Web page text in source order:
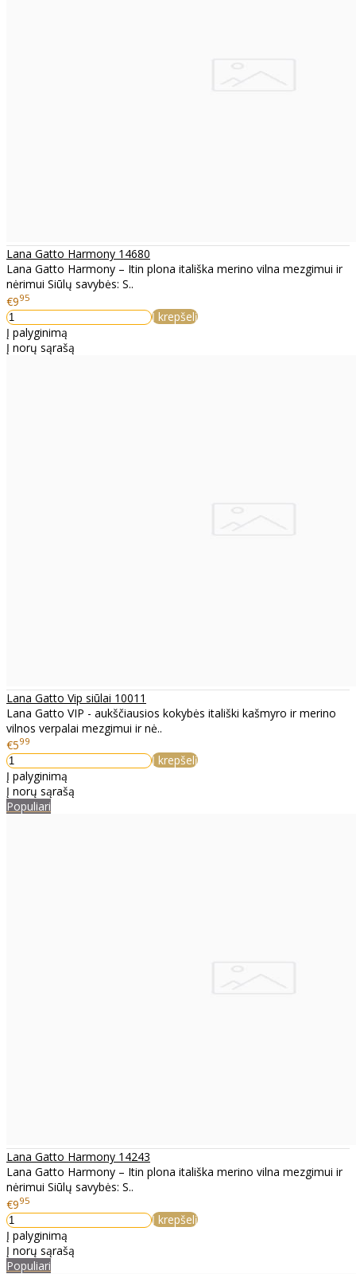
Lana Gatto Harmony 14680
Lana Gatto Harmony – Itin plona itališka merino vilna mezgimui ir
nėrimui Siūlų savybės: S..
€995
Į krepšelį
Į palyginimą
Į norų sąrašą
Lana Gatto Vip siūlai 10011
Lana Gatto VIP - aukščiausios kokybės itališki kašmyro ir merino
vilnos verpalai mezgimui ir nė..
€599
Į krepšelį
Į palyginimą
Į norų sąrašą
Populiari
Lana Gatto Harmony 14243
Lana Gatto Harmony – Itin plona itališka merino vilna mezgimui ir
nėrimui Siūlų savybės: S..
€995
Į krepšelį
Į palyginimą
Į norų sąrašą
Populiari